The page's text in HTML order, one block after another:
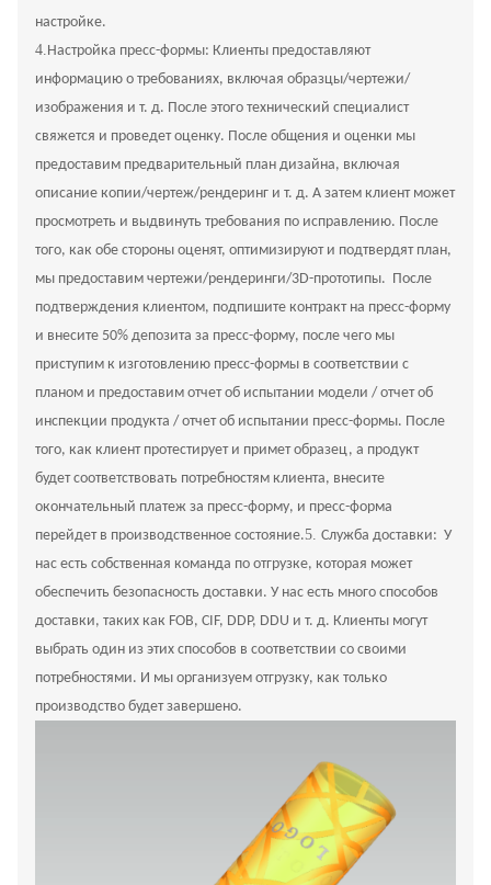
настройке.
4.Настройка пресс-формы: Клиенты предоставляют
информацию о требованиях, включая образцы/чертежи/
изображения и т. д. После этого технический специалист
свяжется и проведет оценку. После общения и оценки мы
предоставим предварительный план дизайна, включая
описание копии/чертеж/рендеринг и т. д. А затем клиент может
просмотреть и выдвинуть требования по исправлению. После
того, как обе стороны оценят, оптимизируют и подтвердят план,
мы предоставим чертежи/рендеринги/3D-прототипы. После
подтверждения клиентом, подпишите контракт на пресс-форму
и внесите 50% депозита за пресс-форму, после чего мы
приступим к изготовлению пресс-формы в соответствии с
планом и предоставим отчет об испытании модели / отчет об
инспекции продукта / отчет об испытании пресс-формы. После
того, как клиент протестирует и примет образец, а продукт
будет соответствовать потребностям клиента, внесите
окончательный платеж за пресс-форму, и пресс-форма
перейдет в производственное состояние.5. Служба доставки: У
нас есть собственная команда по отгрузке, которая может
обеспечить безопасность доставки. У нас есть много способов
доставки, таких как FOB, CIF, DDP, DDU и т. д. Клиенты могут
выбрать один из этих способов в соответствии со своими
потребностями. И мы организуем отгрузку, как только
производство будет завершено.